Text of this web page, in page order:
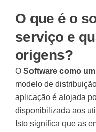
O que é o
serviço e
origens?
O Software como
modelo de
aplicação é alojada
disponibilizada aos
Isto significa que as